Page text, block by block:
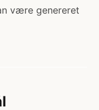
være genereret